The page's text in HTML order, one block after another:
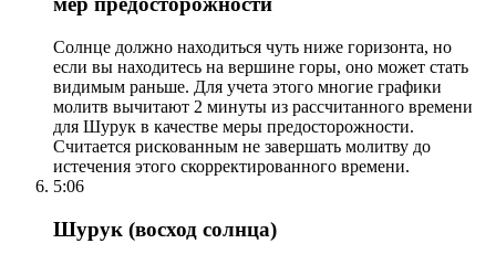
Солнце должно находиться чуть ниже горизонта, но
если вы находитесь на вершине горы, оно может стать
видимым раньше. Для учета этого многие графики
молитв вычитают 2 минуты из рассчитанного времени
для Шурук в качестве меры предосторожности.
Считается рискованным не завершать молитву до
истечения этого скорректированного времени.
5:06
Шурук (восход солнца)